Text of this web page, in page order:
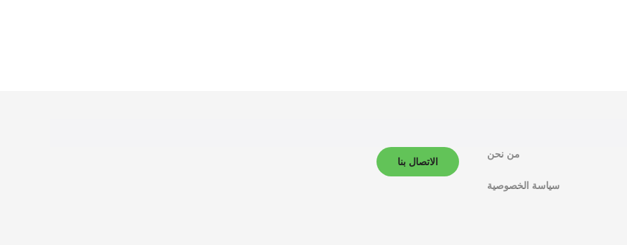
من نحن
سياسة الخصوصية
الاتصال بنا